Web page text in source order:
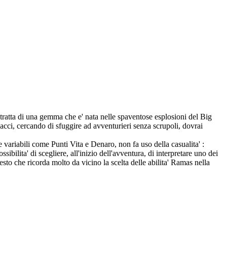
di una gemma che e' nata nelle spaventose esplosioni del Big
cercando di sfuggire ad avventurieri senza scrupoli, dovrai
come Punti Vita e Denaro, non fa uso della casualita' :
di scegliere, all'inizio dell'avventura, di interpretare uno dei
che ricorda molto da vicino la scelta delle abilita' Ramas nella